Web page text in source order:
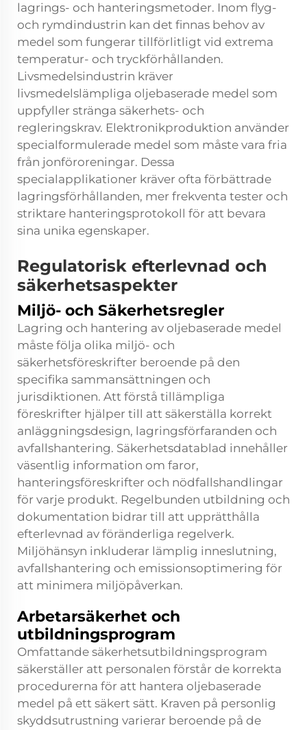
lagrings- och hanteringsmetoder. Inom flyg-
och rymdindustrin kan det finnas behov av
medel som fungerar tillförlitligt vid extrema
temperatur- och tryckförhållanden.
Livsmedelsindustrin kräver
livsmedelslämpliga oljebaserade medel som
uppfyller stränga säkerhets- och
regleringskrav. Elektronikproduktion använder
specialformulerade medel som måste vara fria
från jonföroreningar. Dessa
specialapplikationer kräver ofta förbättrade
lagringsförhållanden, mer frekventa tester och
striktare hanteringsprotokoll för att bevara
sina unika egenskaper.
Regulatorisk efterlevnad och
säkerhetsaspekter
Miljö- och Säkerhetsregler
Lagring och hantering av oljebaserade medel
måste följa olika miljö- och
säkerhetsföreskrifter beroende på den
specifika sammansättningen och
jurisdiktionen. Att förstå tillämpliga
föreskrifter hjälper till att säkerställa korrekt
anläggningsdesign, lagringsförfaranden och
avfallshantering. Säkerhetsdatablad innehåller
väsentlig information om faror,
hanteringsföreskrifter och nödfallshandlingar
för varje produkt. Regelbunden utbildning och
dokumentation bidrar till att upprätthålla
efterlevnad av föränderliga regelverk.
Miljöhänsyn inkluderar lämplig inneslutning,
avfallshantering och emissionsoptimering för
att minimera miljöpåverkan.
Arbetarsäkerhet och
utbildningsprogram
Omfattande säkerhetsutbildningsprogram
säkerställer att personalen förstår de korrekta
procedurerna för att hantera oljebaserade
medel på ett säkert sätt. Kraven på personlig
skyddsutrustning varierar beroende på de